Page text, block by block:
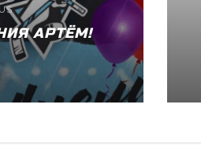
АРТЁМ!